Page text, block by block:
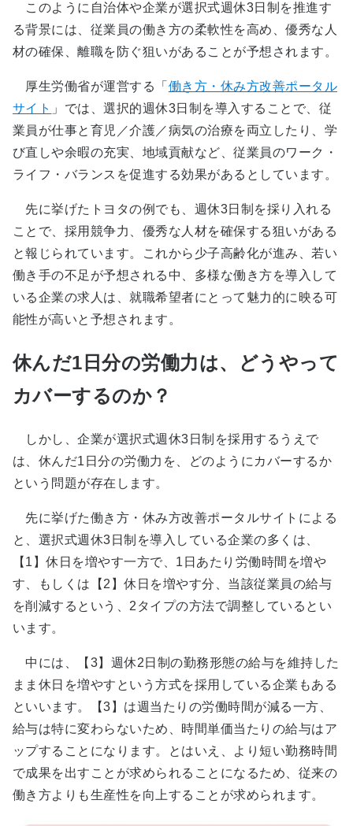
このように自治体や企業が選択式週休3日制を推進す
る背景には、従業員の働き方の柔軟性を高め、優秀な人
材の確保、離職を防ぐ狙いがあることが予想されます。
厚生労働省が運営する「 働き方・休み方改善ポータル
サイト 」では、選択的週休3日制を導入することで、従
業員が仕事と育児／介護／病気の治療を両立したり、学
び直しや余暇の充実、地域貢献など、従業員のワーク・
ライフ・バランスを促進する効果があるとしています。
先に挙げたトヨタの例でも、週休3日制を採り入れる
ことで、採用競争力、優秀な人材を確保する狙いがある
と報じられています。これから少子高齢化が進み、若い
働き手の不足が予想される中、多様な働き方を導入して
いる企業の求人は、就職希望者にとって魅力的に映る可
能性が高いと予想されます。
休んだ1日分の労働力は、どうやって
カバーするのか？
しかし、企業が選択式週休3日制を採用するうえで
は、休んだ1日分の労働力を、どのようにカバーするか
という問題が存在します。
先に挙げた働き方・休み方改善ポータルサイトによる
と、選択式週休3日制を導入している企業の多くは、
【1】休日を増やす一方で、1日あたり労働時間を増や
す、もしくは【2】休日を増やす分、当該従業員の給与
を削減するという、2タイプの方法で調整しているとい
います。
中には、【3】週休2日制の勤務形態の給与を維持した
まま休日を増やすという方式を採用している企業もある
といいます。【3】は週当たりの労働時間が減る一方、
給与は特に変わらないため、時間単価当たりの給与はア
ップすることになります。とはいえ、より短い勤務時間
で成果を出すことが求められることになるため、従来の
働き方よりも生産性を向上することが求められます。